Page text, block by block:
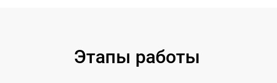
Этапы работы